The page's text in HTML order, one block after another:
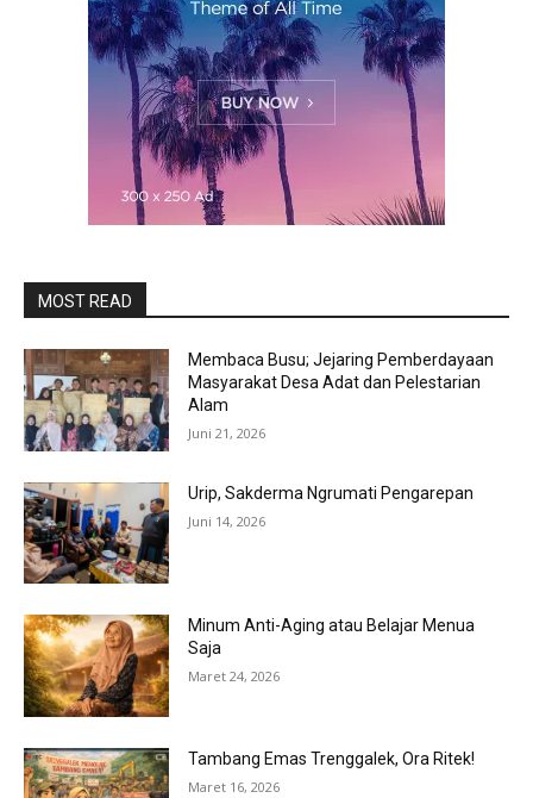
MOST READ
Membaca Busu; Jejaring Pemberdayaan
Masyarakat Desa Adat dan Pelestarian
Alam
Juni 21, 2026
Urip, Sakderma Ngrumati Pengarepan
Juni 14, 2026
Minum Anti-Aging atau Belajar Menua
Saja
Maret 24, 2026
Tambang Emas Trenggalek, Ora Ritek!
Maret 16, 2026